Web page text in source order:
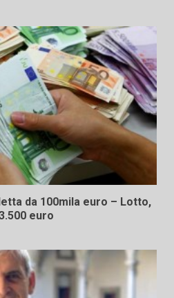
da 100mila euro – Lotto,
euro